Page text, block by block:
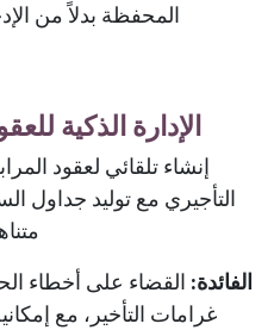
المحفظة بدلاً من
الإدارة الذكية
إنشاء تلقائي لعقود
التأجيري مع توليد جداول
الفائدة: القضاء على أخطاء
غرامات التأخير، مع